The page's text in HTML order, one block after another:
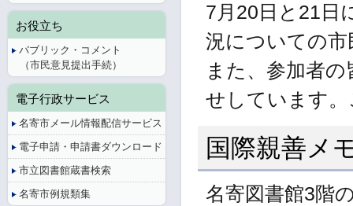
7月20日と21日
況についての
また、参加者
せしています
国際親善メ
名寄図書館3階
お役立ち
パブリック・コメント
（市民意見提出手続）
電子行政サービス
名寄市メール情報配信サービス
電子申請・申請書ダウンロード
市立図書館蔵書検索
名寄市例規類集